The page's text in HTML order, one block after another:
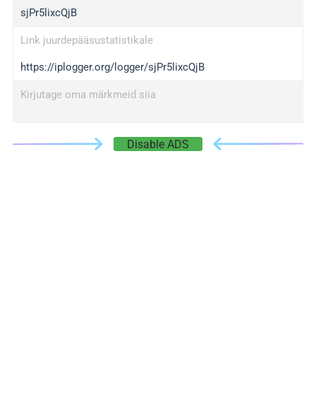
sjPr5lixcQjB
Link juurdepääsustatistikale
https://iplogger.org/logger/sjPr5lixcQjB
Kirjutage oma märkmeid siia
Disable ADS